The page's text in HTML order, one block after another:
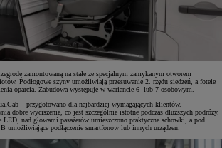
zamontowaną na stałe ze specjalnym zamykanym otworem
Podłogowe szyny umożliwiają przesuwanie 2. rzędu siedzeń, a fotele
oparcia. Zabudowa występuje w wariancie 6- lub 7-osobowym.
– przygotowano dla najbardziej wymagających klientów.
dobre wyciszenie, co jest szczególnie istotne podczas dłuższych podróży.
nad głowami pasażerów umieszczono praktyczne schowki, a pod
umożliwiające podłączenie smartfonów lub innych urządzeń.